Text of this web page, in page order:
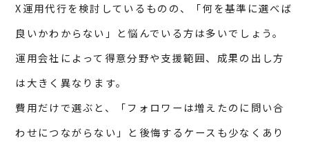
X運用代行を検討しているものの、「何を基準に選べば
良いかわからない」と悩んでいる方は多いでしょう。
運用会社によって得意分野や支援範囲、成果の出し方
は大きく異なります。
費用だけで選ぶと、「フォロワーは増えたのに問い合
わせにつながらない」と後悔するケースも少なくあり